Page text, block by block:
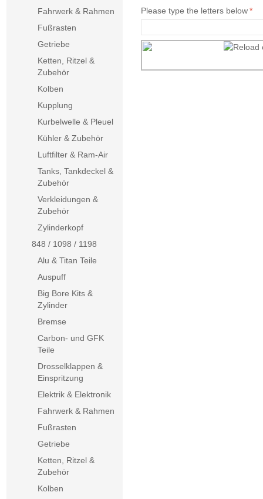
*
Please type the letters below
Fahrwerk & Rahmen
Fußrasten
Getriebe
Ketten, Ritzel &
Zubehör
Kolben
Kupplung
Kurbelwelle & Pleuel
Kühler & Zubehör
Luftfilter & Ram-Air
Tanks, Tankdeckel &
Zubehör
Verkleidungen &
Zubehör
Zylinderkopf
848 / 1098 / 1198
Alu & Titan Teile
Auspuff
Big Bore Kits &
Zylinder
Bremse
Carbon- und GFK
Teile
Drosselklappen &
Einspritzung
Elektrik & Elektronik
Fahrwerk & Rahmen
Fußrasten
Getriebe
Ketten, Ritzel &
Zubehör
Kolben